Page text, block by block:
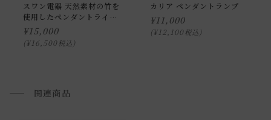
・丸型引掛シーリングBタイプ
・必ず適合ランプをご使用ください。白熱電球・蛍光灯はご
際の商品とで色の見え方が異なることもございます。ご了承
スワン電器 天然素材の竹を
使用したペンダントライト
APE-060
¥15,000
¥16,500 税込
カリア ペンダントランプ
¥11,000
¥12,100 税込
関連商品